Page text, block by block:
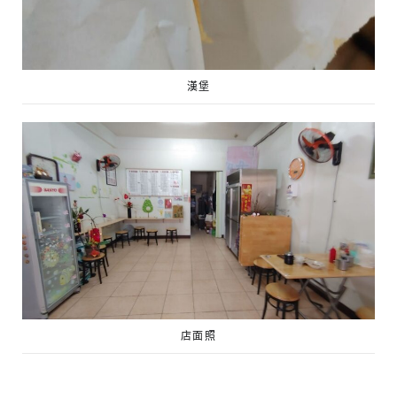
漢堡
店面照